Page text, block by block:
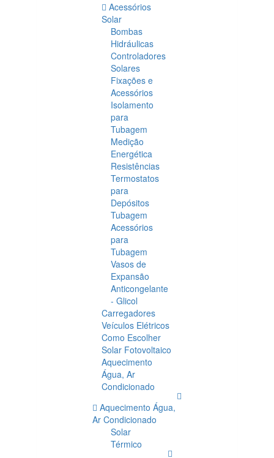
Acessórios
Solar
Bombas
Hidráulicas
Controladores
Solares
Fixações e
Acessórios
Isolamento
para
Tubagem
Medição
Energética
Resistências
Termostatos
para
Depósitos
Tubagem
Acessórios
para
Tubagem
Vasos de
Expansão
Anticongelante
- Glicol
Carregadores
Veículos Elétricos
Como Escolher
Solar Fotovoltaico
Aquecimento
Água, Ar
Condicionado
Aquecimento Água,
Ar Condicionado
Solar
Térmico